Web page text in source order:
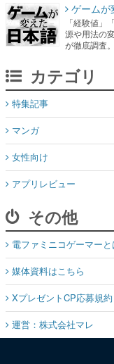
ゲームが
「経験値
源や用法の
が徹底調査。
カテゴリ
特集記事
マンガ
女性向け
アプリレビュー
その他
電ファミニコゲーマーと
媒体資料はこちら
XプレゼントCP応募規約
運営：株式会社マレ